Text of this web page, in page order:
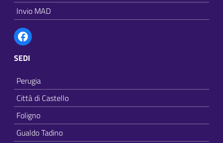
Invio MAD
Facebook
SEDI
Perugia
Città di Castello
Foligno
Gualdo Tadino